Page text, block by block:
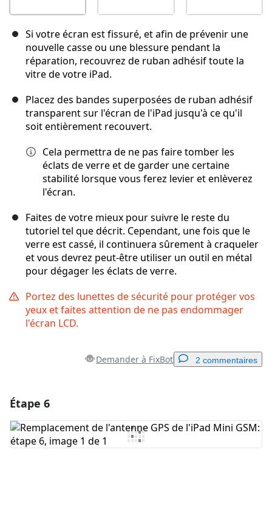
Si votre écran est fissuré, et afin de prévenir une
nouvelle casse ou une blessure pendant la
réparation, recouvrez de ruban adhésif toute la
vitre de votre iPad.
Placez des bandes superposées de ruban adhésif
transparent sur l'écran de l'iPad jusqu'à ce qu'il
soit entièrement recouvert.
Cela permettra de ne pas faire tomber les
éclats de verre et de garder une certaine
stabilité lorsque vous ferez levier et enlèverez
l'écran.
Faites de votre mieux pour suivre le reste du
tutoriel tel que décrit. Cependant, une fois que le
verre est cassé, il continuera sûrement à craqueler
et vous devrez peut-être utiliser un outil en métal
pour dégager les éclats de verre.
Portez des lunettes de sécurité pour protéger vos
yeux et faites attention de ne pas endommager
l'écran LCD.
Demander à FixBot 2 commentaires
Ajouter un commentaire
Étape 6